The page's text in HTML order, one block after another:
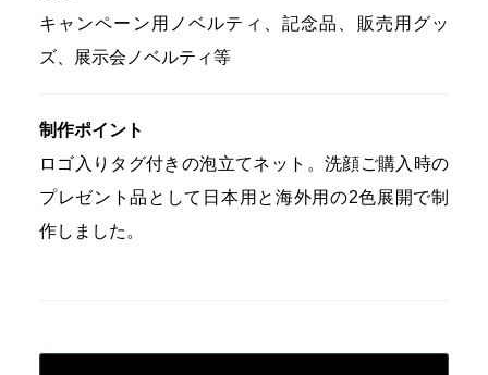
キャンペーン用ノベルティ、記念品、販売用グッ
ズ、展示会ノベルティ等
制作ポイント
ロゴ入りタグ付きの泡立てネット。洗顔ご購入時の
プレゼント品として日本用と海外用の2色展開で制
作しました。